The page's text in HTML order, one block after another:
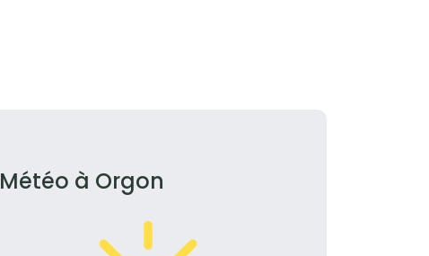
Météo à Orgon